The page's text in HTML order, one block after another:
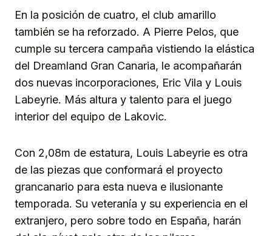
En la posición de cuatro, el club amarillo
también se ha reforzado. A Pierre Pelos, que
cumple su tercera campaña vistiendo la elástica
del Dreamland Gran Canaria, le acompañarán
dos nuevas incorporaciones, Eric Vila y Louis
Labeyrie. Más altura y talento para el juego
interior del equipo de Lakovic.
Con 2,08m de estatura, Louis Labeyrie es otra
de las piezas que conformará el proyecto
grancanario para esta nueva e ilusionante
temporada. Su veteranía y su experiencia en el
extranjero, pero sobre todo en España, harán